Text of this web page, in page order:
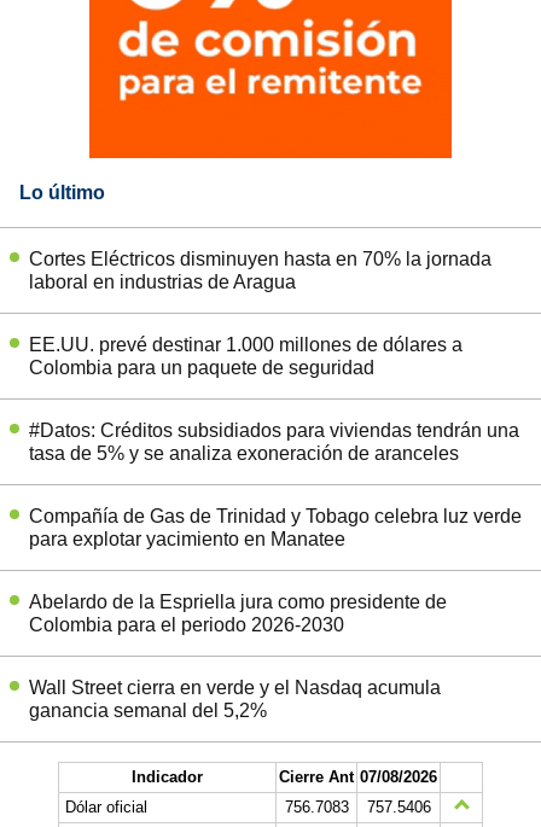
Lo último
Cortes Eléctricos disminuyen hasta en 70% la jornada
laboral en industrias de Aragua
EE.UU. prevé destinar 1.000 millones de dólares a
Colombia para un paquete de seguridad
#Datos: Créditos subsidiados para viviendas tendrán una
tasa de 5% y se analiza exoneración de aranceles
Compañía de Gas de Trinidad y Tobago celebra luz verde
para explotar yacimiento en Manatee
Abelardo de la Espriella jura como presidente de
Colombia para el periodo 2026-2030
Wall Street cierra en verde y el Nasdaq acumula
ganancia semanal del 5,2%
Indicador Cierre Ant 07/08/2026
Dólar oficial
756.7083
757.5406